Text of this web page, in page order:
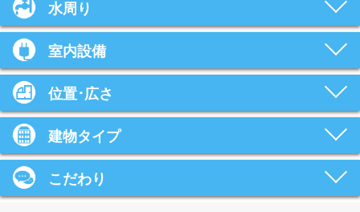
水周り
室内設備
位置･広さ
建物タイプ
こだわり